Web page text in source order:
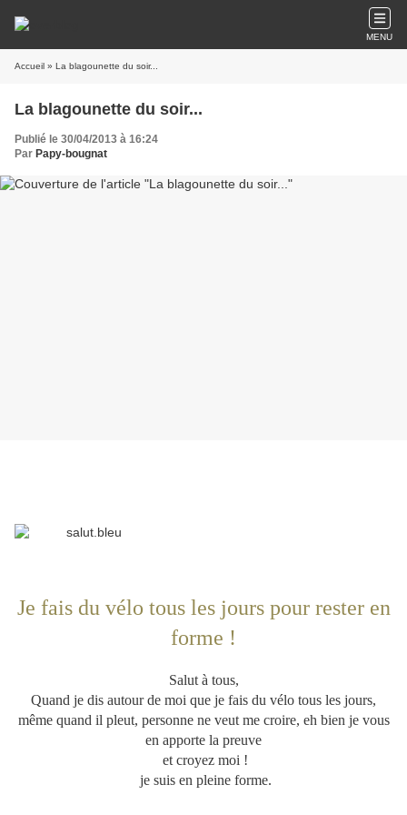
MENU
Accueil » La blagounette du soir...
La blagounette du soir...
Publié le 30/04/2013 à 16:24
Par Papy-bougnat
Je fais du vélo tous les jours pour rester en
forme !
Salut à tous,
Quand je dis autour de moi que je fais du vélo tous les jours,
même quand il pleut, personne ne veut me croire, eh bien je vous
en apporte la preuve
et croyez moi !
je suis en pleine forme.